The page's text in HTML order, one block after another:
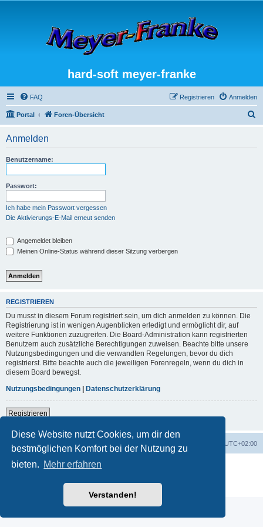
Diese Website nutzt Cookies, um dir den
bestmöglichen Komfort bei der Nutzung zu
bieten. Mehr erfahren
Verstanden!
hard-soft meyer-franke
FAQ Anmelden
Registrieren
Portal Foren-Übersicht
Anmelden
Benutzername:
Passwort:
Ich habe mein Passwort vergessen
Die Aktivierungs-E-Mail erneut senden
Angemeldet bleiben
Meinen Online-Status während dieser Sitzung verbergen
REGISTRIEREN
Du musst in diesem Forum registriert sein, um dich anmelden zu können. Die
Registrierung ist in wenigen Augenblicken erledigt und ermöglicht dir, auf
weitere Funktionen zuzugreifen. Die Board-Administration kann registrierten
Benutzern auch zusätzliche Berechtigungen zuweisen. Beachte bitte unsere
Nutzungsbedingungen und die verwandten Regelungen, bevor du dich
registrierst. Bitte beachte auch die jeweiligen Forenregeln, wenn du dich in
diesem Board bewegst.
Nutzungsbedingungen | Datenschutzerklärung
Registrieren
Foren-Übersicht UTC+02:00
Powered byphpBB
Nutzungsbedingungen